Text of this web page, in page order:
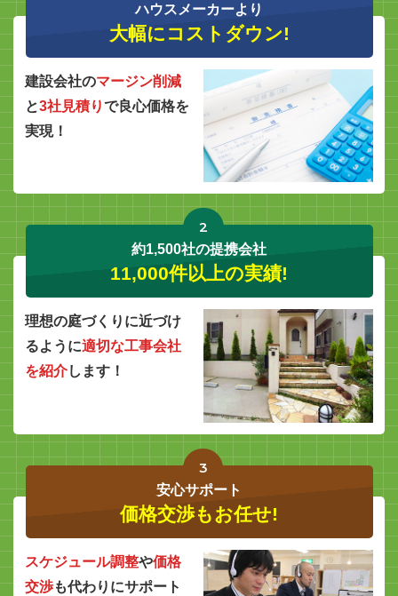
ハウスメーカーより
大幅にコストダウン!
建設会社のマージン削減
と3社見積りで良心価格を
実現！
2
約1,500社の提携会社
11,000件以上の実績!
理想の庭づくりに近づけ
るように適切な工事会社
を紹介します！
3
安心サポート
価格交渉もお任せ!
スケジュール調整や価格
交渉も代わりにサポート